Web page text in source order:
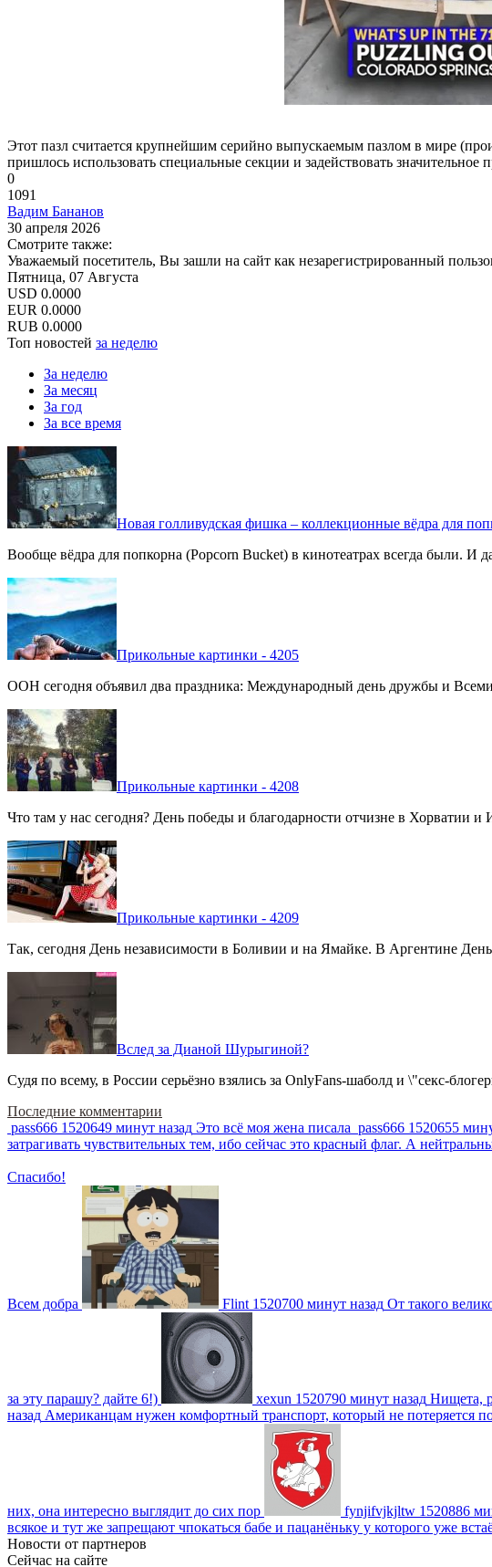
Этот пазл считается крупнейшим серийно выпускаемым пазлом в мире
пришлось использовать специальные секции и задействовать значительное
0
1091
Вадим Бананов
30 апреля 2026
Смотрите также:
Уважаемый посетитель, Вы зашли на сайт как незарегистрированный
Пятница, 07 Августа
USD 0.0000
EUR 0.0000
RUB 0.0000
Топ новостей за неделю
За неделю
За месяц
За год
За все время
Новая голливудская фишка – коллекционные вёдра для
Вообще вёдра для попкорна (Popcorn Bucket) в кинотеатрах всегда были.
Прикольные картинки - 4205
ООН сегодня объявил два праздника: Международный день дружбы и
Прикольные картинки - 4208
Что там у нас сегодня? День победы и благодарности отчизне в
Прикольные картинки - 4209
Так, сегодня День независимости в Боливии и на Ямайке. В Аргентине
Вслед за Дианой Шурыгиной?
Судя по всему, в России серьёзно взялись за OnlyFans-шаболд и \"секс-
Последние комментарии
pass666 1520649 минут назад Это всё моя жена писала pass666 1520655
затрагивать чувствительных тем, ибо сейчас это красный флаг. А
Спасибо!
Всем добра Flint 1520700 минут назад От такого
за эту парашу? дайте 6!) xexun 1520790 минут назад Нищета,
назад Американцам нужен комфортный транспорт, который не потеряется
них, она интересно выглядит до сих пор fynjifvjkjltw 1520886
всякое и тут же запрещают чпокаться бабе и пацанёньку у которого уже
Новости от партнеров
Сейчас на сайте